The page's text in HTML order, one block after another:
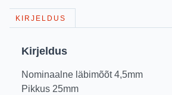
KIRJELDUS
Kirjeldus
Nominaalne läbimõõt 4,5mm
Pikkus 25mm